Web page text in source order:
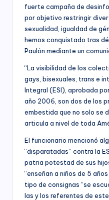
fuerte campaña de
por objetivo restringir
sexualidad, igualdad de
hemos conquistado tras
Paulón mediante un
“La visibilidad de los
gays, bisexuales, trans e
Integral (ESI), aprobada
año 2006, son dos de los
embestida que no solo se
articula a nivel de toda
El funcionario mencionó
“disparatadas” contra la
patria potestad de sus
“enseñan a niños de 5
tipo de consignas “se
las y los referentes de